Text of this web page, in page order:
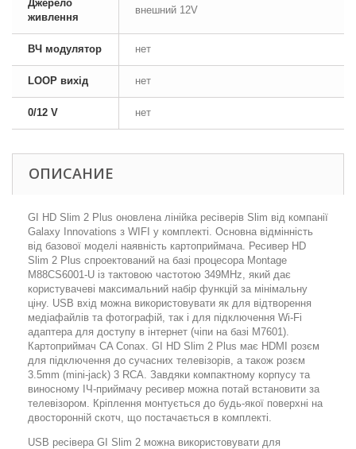
Джерело
живлення
внешний 12V
ВЧ модулятор нет
LOOP вихід нет
0/12 V нет
ОПИСАНИЕ
GI HD Slim 2 Plus оновлена лінійка ресіверів Slim від компанії
Galaxy Innovations з WIFI у комплекті. Основна відмінність
від базової моделі наявність картоприймача. Ресивер HD
Slim 2 Plus спроектований на базі процесора Montage
M88CS6001-U із тактовою частотою 349MHz, який дає
користувачеві максимальний набір функцій за мінімальну
ціну. USB вхід можна використовувати як для відтворення
медіафайлів та фотографій, так і для підключення Wi-Fi
адаптера для доступу в інтернет (чіпи на базі M7601).
Картоприймач CA Conax. GI HD Slim 2 Plus має HDMI розєм
для підключення до сучасних телевізорів, а також розєм
3.5mm (mini-jack) 3 RCA. Завдяки компактному корпусу та
виносному ІЧ-приймачу ресивер можна потай встановити за
телевізором. Кріплення монтується до будь-якої поверхні на
двосторонній скотч, що постачається в комплекті.
USB ресівера GI Slim 2 можна використовувати для